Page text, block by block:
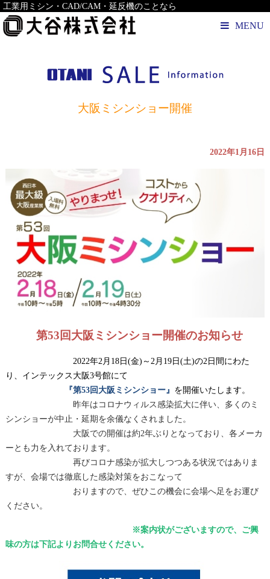
工業用ミシン・CAD/CAM・延反機のことなら
MENU
大阪ミシンショー開催
2022年1月16日
第53回大阪ミシンショー開催のお知らせ
2022年2月18日(金)～2月19日(土)の2日間にわた
り、インテックス大阪3号館にて
『第53回大阪ミシンショー』 を開催いたします。
昨年はコロナウィルス感染拡大に伴い、多くのミ
シンショーが中止・延期を余儀なくされました。
大阪での開催は約2年ぶりとなっており、各メーカ
ーとも力を入れております。
再びコロナ感染が拡大しつつある状況ではありま
すが、会場では徹底した感染対策をおこなって
おりますので、ぜひこの機会に会場へ足をお運び
ください。
※案内状がございますので、ご興
味の方は下記よりお問合せください。